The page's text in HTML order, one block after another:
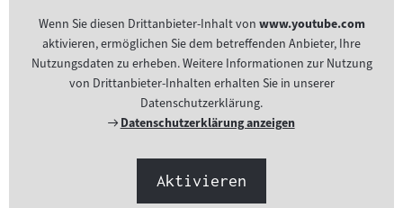
Wenn Sie diesen Drittanbieter-Inhalt von www.youtube.com
aktivieren, ermöglichen Sie dem betreffenden Anbieter, Ihre
Nutzungsdaten zu erheben. Weitere Informationen zur Nutzung
von Drittanbieter-Inhalten erhalten Sie in unserer
Datenschutzerklärung.
Externer
Datenschutzerklärung anzeigen
Aktivieren